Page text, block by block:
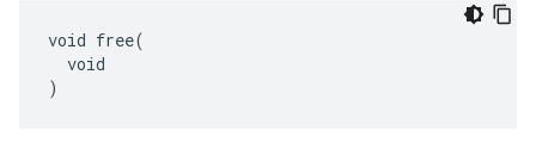
void free(
  void
)